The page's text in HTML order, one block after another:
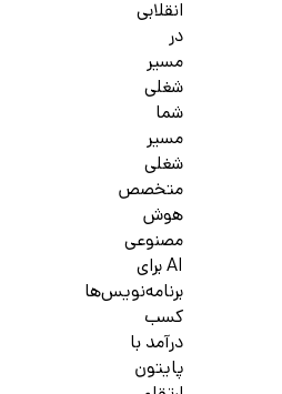
انقلابی
در
مسیر
شغلی
شما
مسیر
شغلی
متخصص
هوش
مصنوعی
AI برای
برنامه‌نویس‌ها
کسب
درآمد با
پایتون